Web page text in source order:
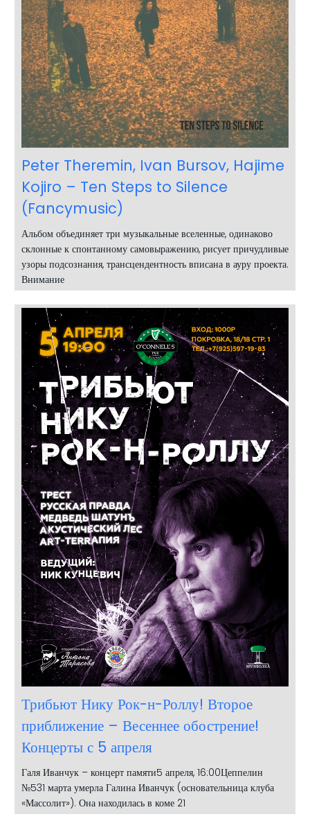
Peter Theremin, Ivan Bursov, Hajime
Kojiro – Ten Steps to Silence
(Fancymusic)
Альбом объединяет три музыкальные вселенные, одинаково
склонные к спонтанному самовыражению, рисует причудливые
узоры подсознания, трансцендентность вписана в ауру проекта.
Внимание
Трибьют Нику Рок-н-Роллу! Второе
приближение – Весеннее обострение!
Концерты с 5 апреля
Галя Иванчук – концерт памяти5 апреля, 16:00Цеппелин
№531 марта умерла Галина Иванчук (основательница клуба
«Массолит»). Она находилась в коме 21